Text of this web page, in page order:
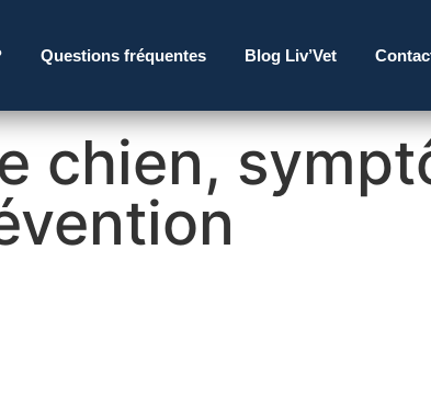
Questions fréquentes Blog Liv’Vet
chien,